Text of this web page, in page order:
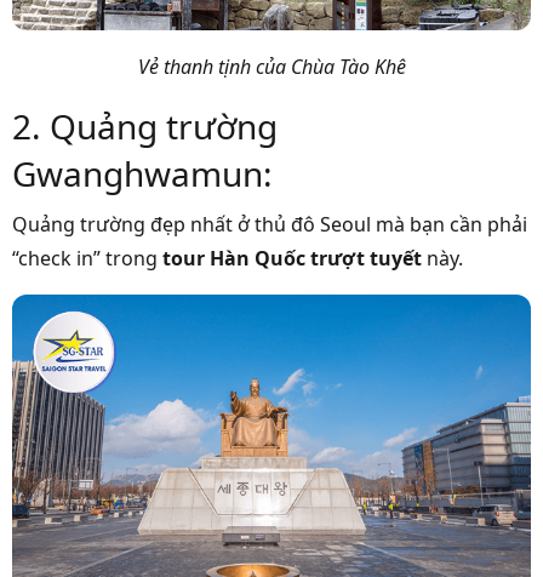
Vẻ thanh tịnh của Chùa Tào Khê
2. Quảng trường
Gwanghwamun:
Quảng trường đẹp nhất ở thủ đô Seoul mà bạn cần phải
“check in” trong tour Hàn Quốc trượt tuyết này.